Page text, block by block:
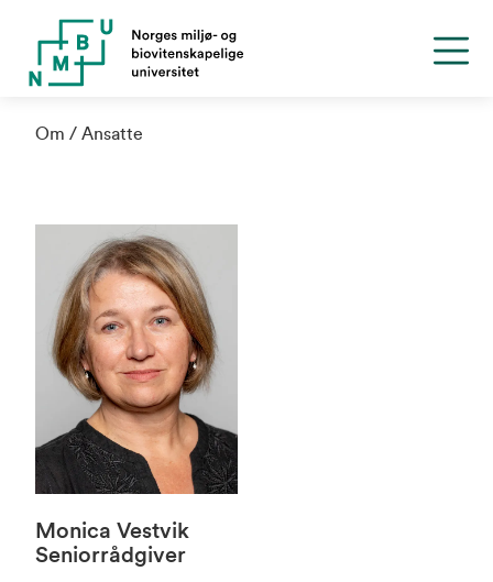
Om Ansatte
Monica Vestvik
Seniorrådgiver